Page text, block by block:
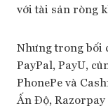
với tài sản ròng
Nhưng trong bối
PayPal, PayU,
PhonePe và
Ấn Độ,